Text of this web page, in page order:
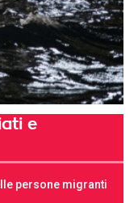
e
persone migranti